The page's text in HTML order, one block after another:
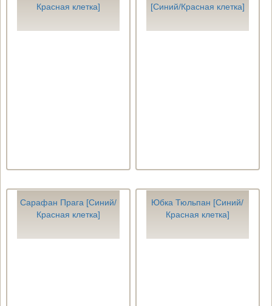
Красная клетка]
[Синий/Красная клетка]
Сарафан Прага [Синий/
Красная клетка]
Юбка Тюльпан [Синий/
Красная клетка]